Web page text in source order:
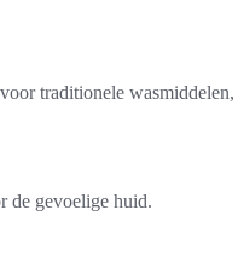
traditionele
de gevoelige huid.